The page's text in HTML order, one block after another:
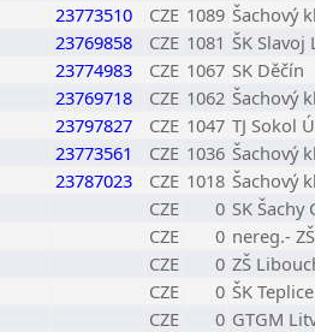
23773510 CZE 1089 Šachový
23769858 CZE 1081 ŠK
23774983 CZE 1067 SK Děčín
23769718 CZE 1062 Šachový
23797827 CZE 1047 TJ Sokol
23773561 CZE 1036 Šachový
23787023 CZE 1018 Šachový
CZE 0 SK Šachy
CZE 0 nereg.-
CZE 0 ZŠ
CZE 0 ŠK Teplice
CZE 0 GTGM